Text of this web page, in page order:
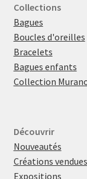
Collections
Bagues
Boucles d'oreilles
Bracelets
Bagues enfants
Collection
Découvrir
Nouveautés
Créations vendues
Expositions